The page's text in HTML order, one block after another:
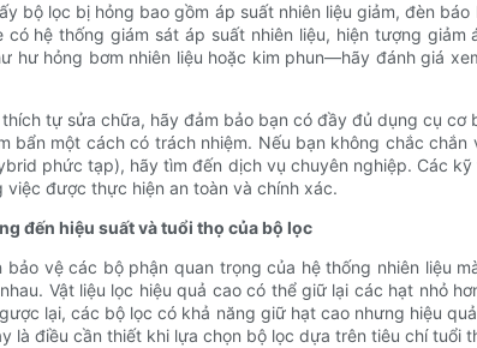
bộ lọc bị hỏng bao gồm áp suất nhiên liệu giảm, đèn
hệ thống giám sát áp suất nhiên liệu, hiện tượng
hư hỏng bơm nhiên liệu hoặc kim phun—hãy đánh giá
tự sửa chữa, hãy đảm bảo bạn có đầy đủ dụng cụ
bẩn một cách có trách nhiệm. Nếu bạn không chắc
phức tạp), hãy tìm đến dịch vụ chuyên nghiệp. Các
việc được thực hiện an toàn và chính xác.
đến hiệu suất và tuổi thọ của bộ lọc
bảo vệ các bộ phận quan trọng của hệ thống nhiên liệu
Vật liệu lọc hiệu quả cao có thể giữ lại các hạt nhỏ
lại, các bộ lọc có khả năng giữ hạt cao nhưng hiệu
là điều cần thiết khi lựa chọn bộ lọc dựa trên tiêu chí tuổi